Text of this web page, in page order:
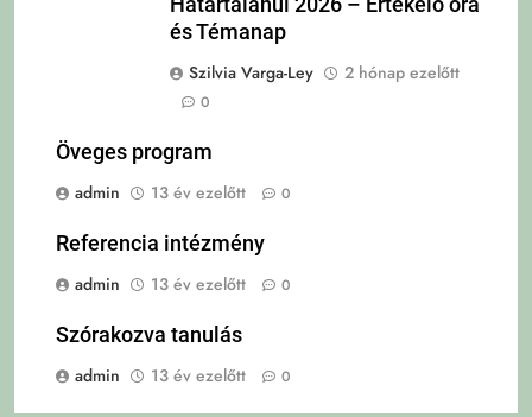
és Témanap
Szilvia Varga-Ley
2 hónap ezelőtt
0
Öveges program
admin
13 év ezelőtt 0
Referencia intézmény
admin
13 év ezelőtt 0
Szórakozva tanulás
admin
13 év ezelőtt 0